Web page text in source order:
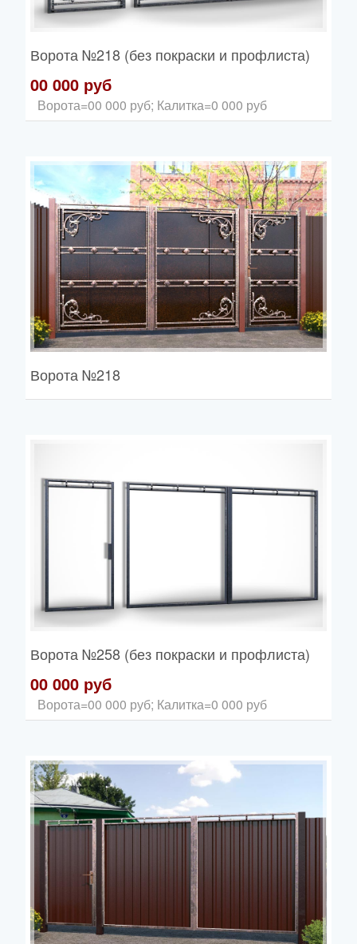
Ворота№218 (без покраски и профлиста)
00 000 руб
Ворота=00 000 руб; Калитка=0 000 руб
Ворота№218
Ворота№258 (без покраски и профлиста)
00 000 руб
Ворота=00 000 руб; Калитка=0 000 руб